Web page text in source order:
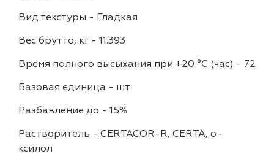
Вид текстуры - Гладкая
Вес брутто, кг - 11.393
Время полного высыхания при +20 °С (час) - 72
Базовая единица - шт
Разбавление до - 15%
Растворитель - CERTACOR-R, CERTA, о-
ксилол